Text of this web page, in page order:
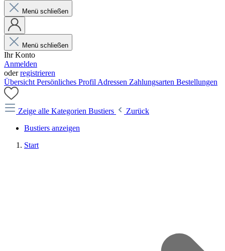
Menü schließen
Menü schließen
Ihr Konto
Anmelden
oderregistrieren
Übersicht Persönliches Profil Adressen Zahlungsarten Bestellungen
Zeige alle Kategorien Bustiers
Zurück
Bustiers anzeigen
Start